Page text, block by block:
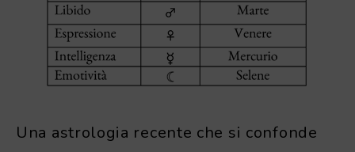
Una astrologia recente che si confonde